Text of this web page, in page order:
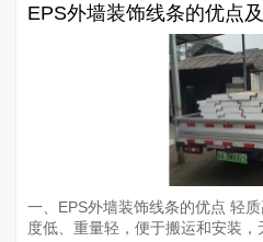
​EPS外墙装饰线条的优点
一、EPS外墙装饰线条的优点 轻
度低、重量轻，便于搬运和安装，